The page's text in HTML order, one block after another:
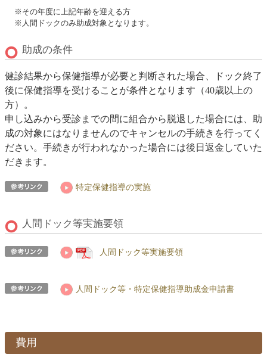
※その年度に上記年齢を迎える方
※人間ドックのみ助成対象となります。
助成の条件
健診結果から保健指導が必要と判断された場合、ドック終了
後に保健指導を受けることが条件となります（40歳以上の
方）。
申し込みから受診までの間に組合から脱退した場合には、助
成の対象にはなりませんのでキャンセルの手続きを行ってく
ださい。手続きが行われなかった場合には後日返金していた
だきます。
特定保健指導の実施
人間ドック等実施要領
人間ドック等実施要領
人間ドック等・特定保健指導助成金申請書
費用